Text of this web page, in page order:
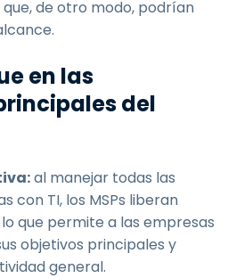
de otro modo, podrían
en las
del
al manejar todas las
con TI, los MSPs liberan
que permite a las empresas
objetivos principales y
general.